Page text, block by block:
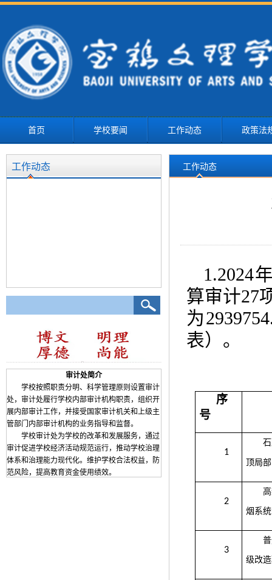
首页 学校要闻 工作动态 政策法
工作动态
审计处简介
学校按照职责分明、科学管理原则设置审计
处，审计处履行学校内部审计机构职责，组织开
展内部审计工作，并接受国家审计机关和上级主
管部门内部审计机构的业务指导和监督。
学校审计处为学校的改革和发展服务，通过
审计促进学校经济活动规范运行，推动学校治理
体系和治理能力现代化。维护学校合法权益，防
范风险，提高教育资金使用绩效。
工作动态
1.2024
算审计27
为
表）。
序
号
1
顶局
2
烟系
3
级改